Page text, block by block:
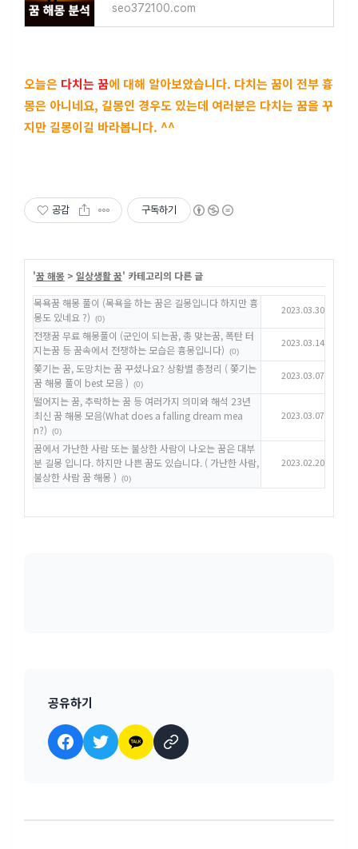
seo372100.com
오늘은 다치는 꿈에 대해 알아보았습니다. 다치는 꿈이 전부 흉
몽은 아니네요, 길몽인 경우도 있는데 여러분은 다치는 꿈을 꾸
지만 길몽이길 바라봅니다. ^^
공감 구독하기
'꿈 해몽 > 일상생활 꿈' 카테고리의 다른 글
목욕꿈 해몽 풀이 (목욕을 하는 꿈은 길몽입니다 하지만 흉
몽도 있네요 ?)
(0)
2023.03.30
전쟁꿈 무료 해몽풀이 (군인이 되는꿈, 총 맞는꿈, 폭탄 터
지는꿈 등 꿈속에서 전쟁하는 모습은 흉몽입니다)
(0)
2023.03.14
쫓기는 꿈, 도망치는 꿈 꾸셨나요? 상황별 총정리 ( 쫓기는
꿈 해몽 풀이 best 모음 )
(0)
2023.03.07
떨어지는 꿈, 추락하는 꿈 등 여러가지 의미와 해석 23년
최신 꿈 해몽 모음(What does a falling dream mea
n?)
(0)
2023.03.07
꿈에서 가난한 사람 또는 불상한 사람이 나오는 꿈은 대부
분 길몽 입니다. 하지만 나쁜 꿈도 있습니다. ( 가난한 사람,
불상한 사람 꿈 해몽 )
(0)
2023.02.20
공유하기